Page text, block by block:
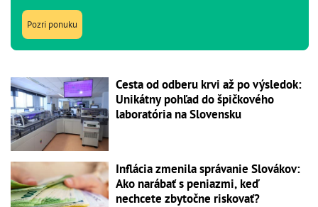
Pozri ponuku
Cesta od odberu krvi až po výsledok:
Unikátny pohľad do špičkového
laboratória na Slovensku
Inflácia zmenila správanie Slovákov:
Ako narábať s peniazmi, keď
nechcete zbytočne riskovať?